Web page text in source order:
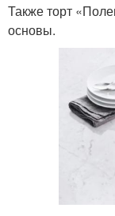
Также торт
основы.